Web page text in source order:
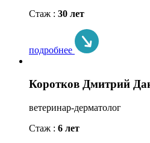
Стаж : 30 лет
подробнее
Коротков Дмитрий
ветеринар-дерматолог
Стаж : 6 лет